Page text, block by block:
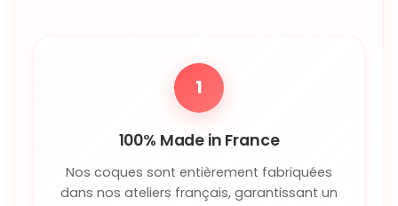
1
100% Made in France
Nos coques sont entièrement fabriquées
dans nos ateliers français, garantissant un